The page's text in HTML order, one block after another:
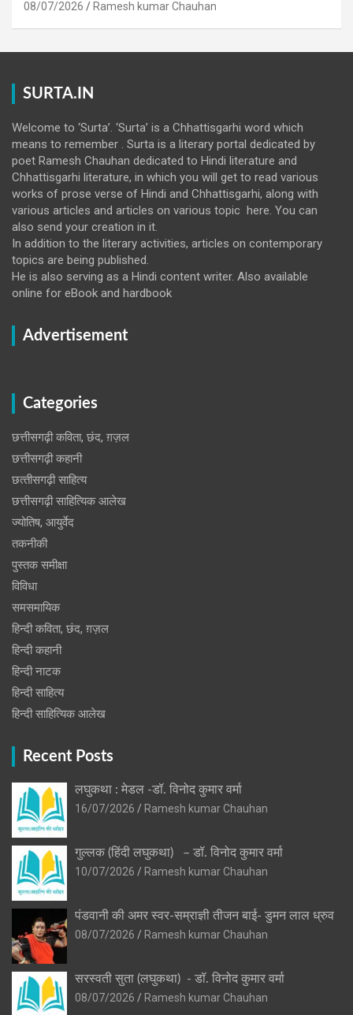
08/07/2026 Ramesh kumar Chauhan
SURTA.IN
Welcome to ‘Surta’. ‘Surta’ is a Chhattisgarhi word which
means to remember . Surta is a literary portal dedicated by
poet Ramesh Chauhan dedicated to Hindi literature and
Chhattisgarhi literature, in which you will get to read various
works of prose verse of Hindi and Chhattisgarhi, along with
various articles and articles on various topic here. You can
also send your creation in it.
In addition to the literary activities, articles on contemporary
topics are being published.
He is also serving as a Hindi content writer. Also available
online for eBook and hardbook
Advertisement
Categories
छत्तीसगढ़ी कविता, छंद, ग़ज़ल
छत्तीसगढ़ी कहानी
छत्‍तीसगढ़ी साहित्‍य
छत्तीसगढ़ी साहित्यिक आलेख
ज्योतिष, आयुर्वेद
तकनीकी
पुस्‍तक समीक्षा
विविधा
समसमायिक
हिन्दी कविता, छंद, ग़ज़ल
हिन्दी कहानी
हिन्‍दी नाटक
हिन्दी साहित्य
हिन्दी साहित्यिक आलेख
Recent Posts
लघुकथा : मेडल -डॉ. विनोद कुमार वर्मा
16/07/2026
Ramesh kumar Chauhan
गुल्लक (हिंदी लघुकथा) – डॉ. विनोद कुमार वर्मा
10/07/2026
Ramesh kumar Chauhan
पंडवानी की अमर स्वर-सम्राज्ञी तीजन बाई- डुमन लाल ध्रुव
08/07/2026
Ramesh kumar Chauhan
सरस्वती सुता (लघुकथा) ​- डॉ. विनोद कुमार वर्मा
08/07/2026
Ramesh kumar Chauhan